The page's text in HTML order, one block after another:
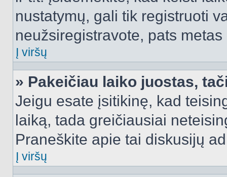
nustatymų, gali tik registruoti
neužsiregistravote, pats
Į viršų
» Pakeičiau laiko juostas,
Jeigu esate įsitikinę, kad
laiką, tada greičiausiai
Praneškite apie tai diskusijų
Į viršų